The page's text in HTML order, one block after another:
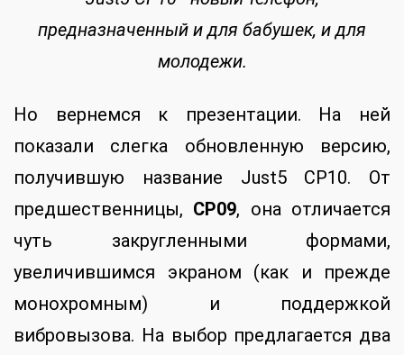
предназначенный и для бабушек, и для
молодежи.
Но вернемся к презентации. На ней
показали слегка обновленную версию,
получившую название Just5 CP10. От
предшественницы, CP09, она отличается
чуть закругленными формами,
увеличившимся экраном (как и прежде
монохромным) и поддержкой
вибровызова. На выбор предлагается два